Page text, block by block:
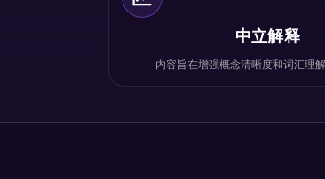
中立解释
内容旨在增强概念清晰度和词汇理解